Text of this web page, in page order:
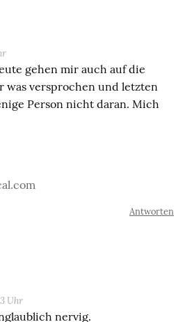
gehen mir auch auf die
was versprochen und letzten
Person nicht daran. Mich
Antworten
Uhr
nervig.